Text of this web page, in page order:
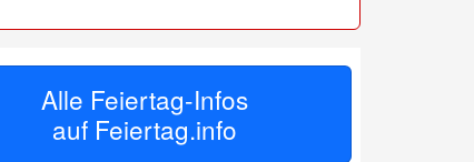
Alle Feiertag-Infos
auf Feiertag.info